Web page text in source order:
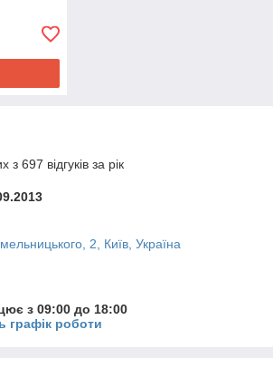
з 697 відгуків за рік
2, Київ, Україна
з 09:00 до 18:00
графік роботи